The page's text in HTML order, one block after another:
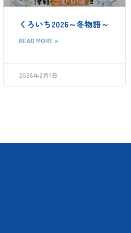
くろいち2026～冬物語～
READ MORE »
2026年2月1日